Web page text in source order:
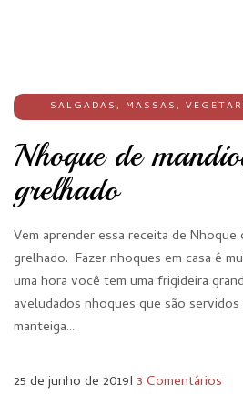
SALGADAS, MASSAS,
Nhoque de
grelhado
Vem aprender essa receita de Nhoque
grelhado. Fazer nhoques em casa é
uma hora você tem uma frigideira
aveludados nhoques que são
manteiga…
25 de junho de 2019I 3 Comentários